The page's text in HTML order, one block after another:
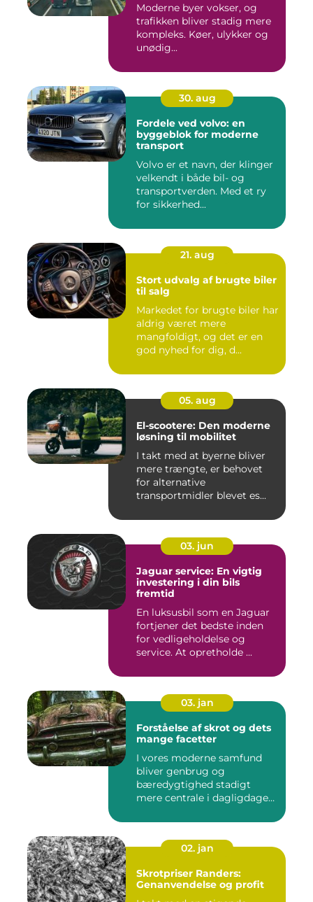
Moderne byer vokser, og
trafikken bliver stadig mere
kompleks. Køer, ulykker og
unødig...
30. aug
Fordele ved volvo: en
byggeblok for moderne
transport
Volvo er et navn, der klinger
velkendt i både bil- og
transportverden. Med et ry
for sikkerhed...
21. aug
Stort udvalg af brugte biler
til salg
Markedet for brugte biler har
aldrig været mere
mangfoldigt, og det er en
god nyhed for dig, d...
05. aug
El-scootere: Den moderne
løsning til mobilitet
I takt med at byerne bliver
mere trængte, er behovet
for alternative
transportmidler blevet es...
03. jun
Jaguar service: En vigtig
investering i din bils
fremtid
En luksusbil som en Jaguar
fortjener det bedste inden
for vedligeholdelse og
service. At opretholde ...
03. jan
Forståelse af skrot og dets
mange facetter
I vores moderne samfund
bliver genbrug og
bæredygtighed stadigt
mere centrale i dagligdagen.
02. jan
Skrotpriser Randers:
Genanvendelse og profit